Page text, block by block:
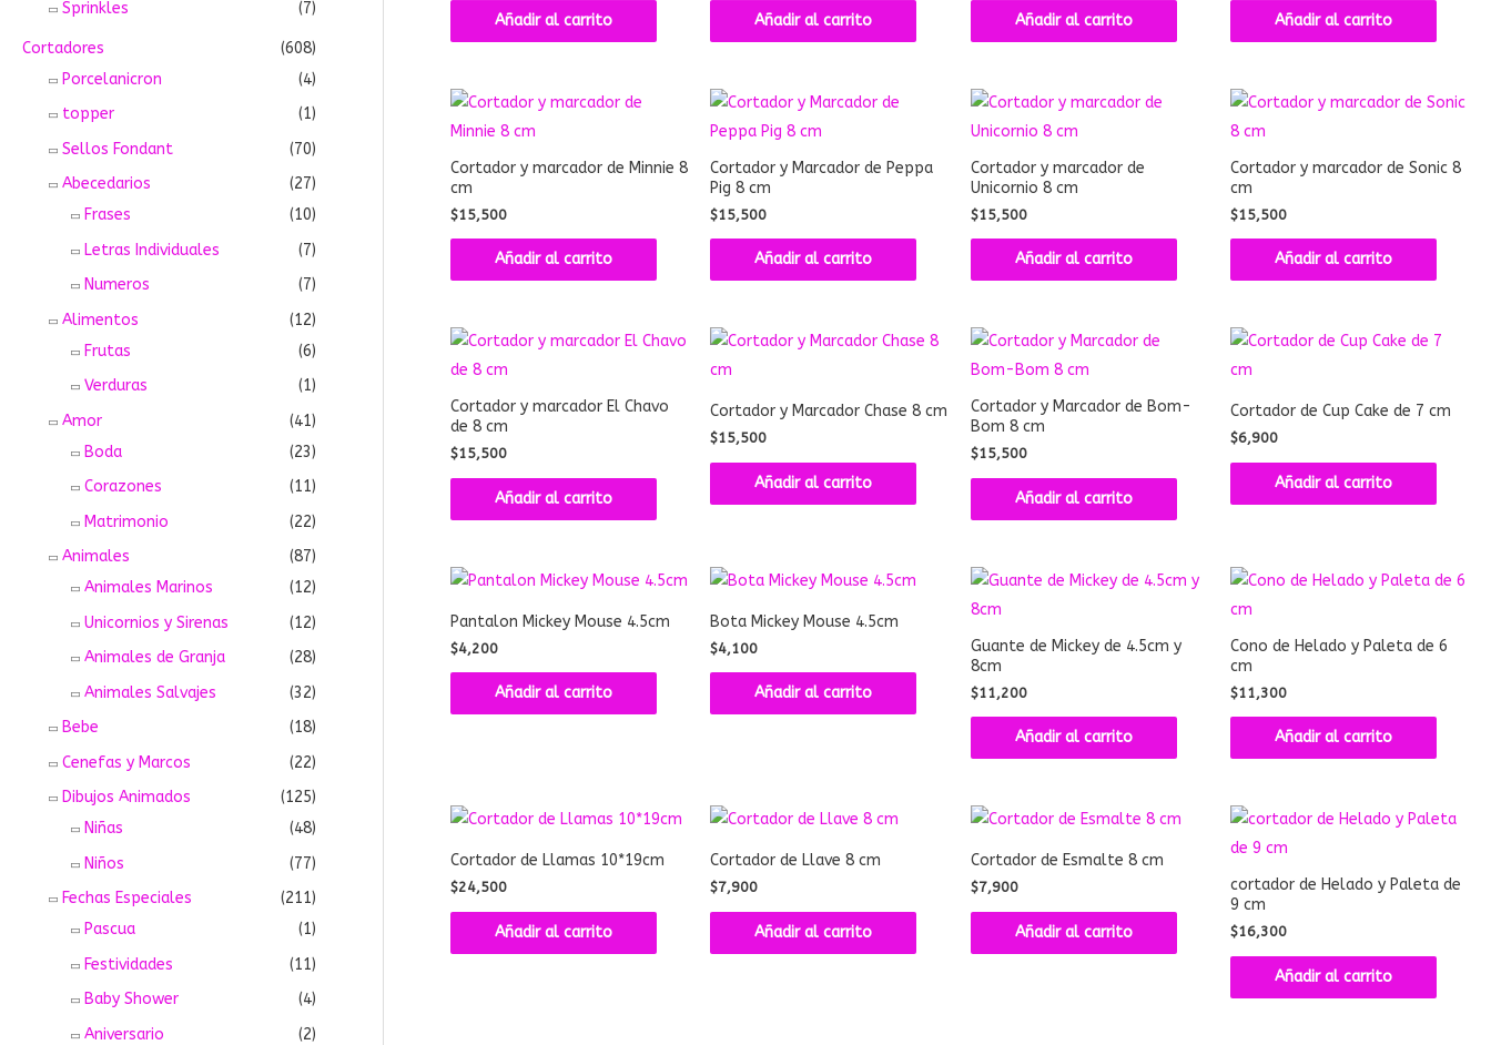
Sprinkles
(7)
Cortadores
(608)
Porcelanicron
(4)
topper
(1)
Sellos Fondant
(70)
Abecedarios
(27)
Frases
(10)
Letras Individuales
(7)
Numeros
(7)
Alimentos
(12)
Frutas
(6)
Verduras
(1)
Amor
(41)
Boda
(23)
Corazones
(11)
Matrimonio
(22)
Animales
(87)
Animales Marinos
(12)
Unicornios y Sirenas
(12)
Animales de Granja
(28)
Animales Salvajes
(32)
Bebe
(18)
Cenefas y Marcos
(22)
Dibujos Animados
(125)
Niñas
(48)
Niños
(77)
Fechas Especiales
(211)
Pascua
(1)
Festividades
(11)
Baby Shower
(4)
Aniversario
(2)
Añadir al carrito Añadir al carrito Añadir al carrito Añadir al carrito
Cortador y marcador de Minnie 8
cm
$15,500
Añadir al carrito
Cortador y Marcador de Peppa
Pig 8 cm
$15,500
Añadir al carrito
Cortador y marcador de
Unicornio 8 cm
$15,500
Añadir al carrito
Cortador y marcador de Sonic 8
cm
$15,500
Añadir al carrito
Cortador y marcador El Chavo
de 8 cm
$15,500
Añadir al carrito
Cortador y Marcador Chase 8 cm
$15,500
Añadir al carrito
Cortador y Marcador de Bom-
Bom 8 cm
$15,500
Añadir al carrito
Cortador de Cup Cake de 7 cm
$6,900
Añadir al carrito
Pantalon Mickey Mouse 4.5cm
$4,200
Añadir al carrito
Bota Mickey Mouse 4.5cm
$4,100
Añadir al carrito
Guante de Mickey de 4.5cm y
8cm
$11,200
Añadir al carrito
Cono de Helado y Paleta de 6
cm
$11,300
Añadir al carrito
Cortador de Llamas 10*19cm
$24,500
Añadir al carrito
Cortador de Llave 8 cm
$7,900
Añadir al carrito
Cortador de Esmalte 8 cm
$7,900
Añadir al carrito
cortador de Helado y Paleta de
9 cm
$16,300
Añadir al carrito